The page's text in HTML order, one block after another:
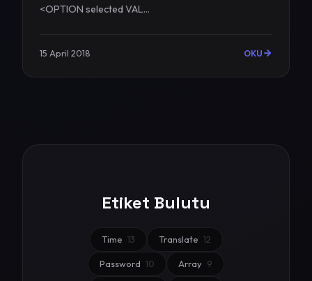
<OPTION selected VAL...
15 April 2018 OKU
Etiket Bulutu
Time 13 Translate 12
Password 10 Array 9